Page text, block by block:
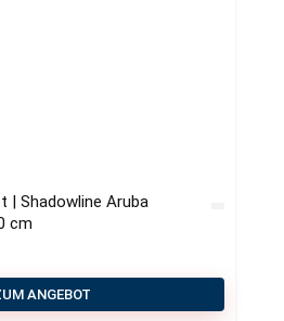
| Shadowline Aruba
cm
ANGEBOT